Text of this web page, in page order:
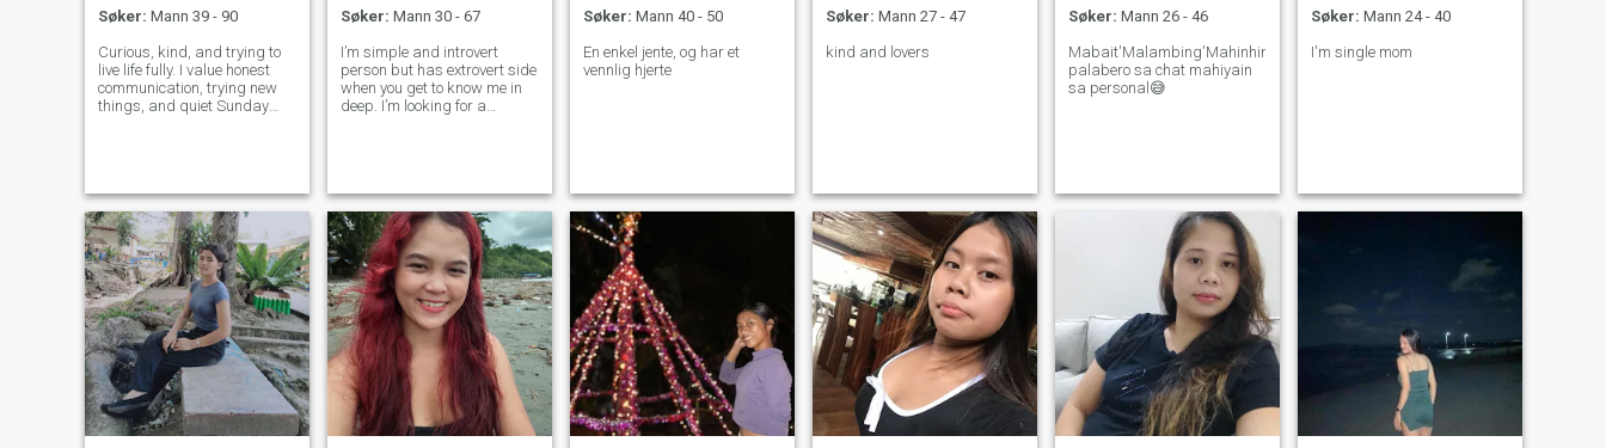
Søker: Mann 39 - 90
Curious, kind, and trying to
live life fully. I value honest
communication, trying new
things, and quiet Sunday
Søker: Mann 30 - 67
I’m simple and introvert
person but has extrovert side
when you get to know me in
deep. I’m looking for a
and real and loyalty.
Søker: Mann 40 - 50
En enkel jente, og har et
vennlig hjerte
Søker: Mann 27 - 47
kind and lovers
Søker: Mann 26 - 46
Mabait'Malambing'Mahinhin'
palabero sa chat mahiyain
sa personal😅
Søker: Mann 24 - 40
I'm single mom